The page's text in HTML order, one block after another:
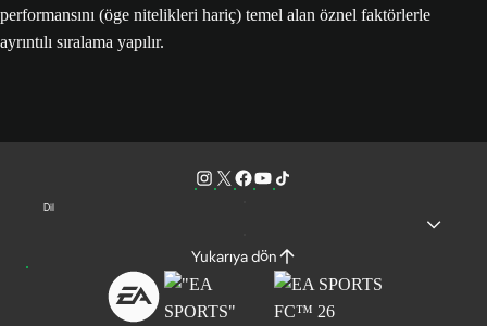
performansını (öge nitelikleri hariç) temel alan öznel faktörlerle
ayrıntılı sıralama yapılır.
Dil
Yukarıya dön